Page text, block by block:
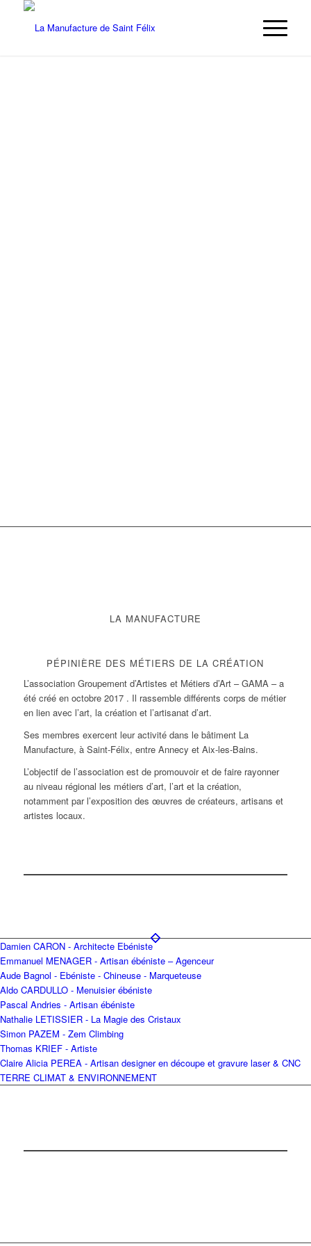
LA MANUFACTURE
PÉPINIÈRE DES MÉTIERS DE LA CRÉATION
L’association Groupement d’Artistes et Métiers d’Art – GAMA – a
été créé en octobre 2017 . Il rassemble différents corps de métier
en lien avec l’art, la création et l’artisanat d’art.
Ses membres exercent leur activité dans le bâtiment La
Manufacture, à Saint-Félix, entre Annecy et Aix-les-Bains.
L’objectif de l’association est de promouvoir et de faire rayonner
au niveau régional les métiers d’art, l’art et la création,
notamment par l’exposition des œuvres de créateurs, artisans et
artistes locaux.
Damien CARON - Architecte Ebéniste
Emmanuel MENAGER - Artisan ébéniste – Agenceur
Aude Bagnol - Ebéniste - Chineuse - Marqueteuse
Aldo CARDULLO - Menuisier ébéniste
Pascal Andries - Artisan ébéniste
Nathalie LETISSIER - La Magie des Cristaux
Simon PAZEM - Zem Climbing
Thomas KRIEF - Artiste
Claire Alicia PEREA - Artisan designer en découpe et gravure laser & CNC
TERRE CLIMAT & ENVIRONNEMENT